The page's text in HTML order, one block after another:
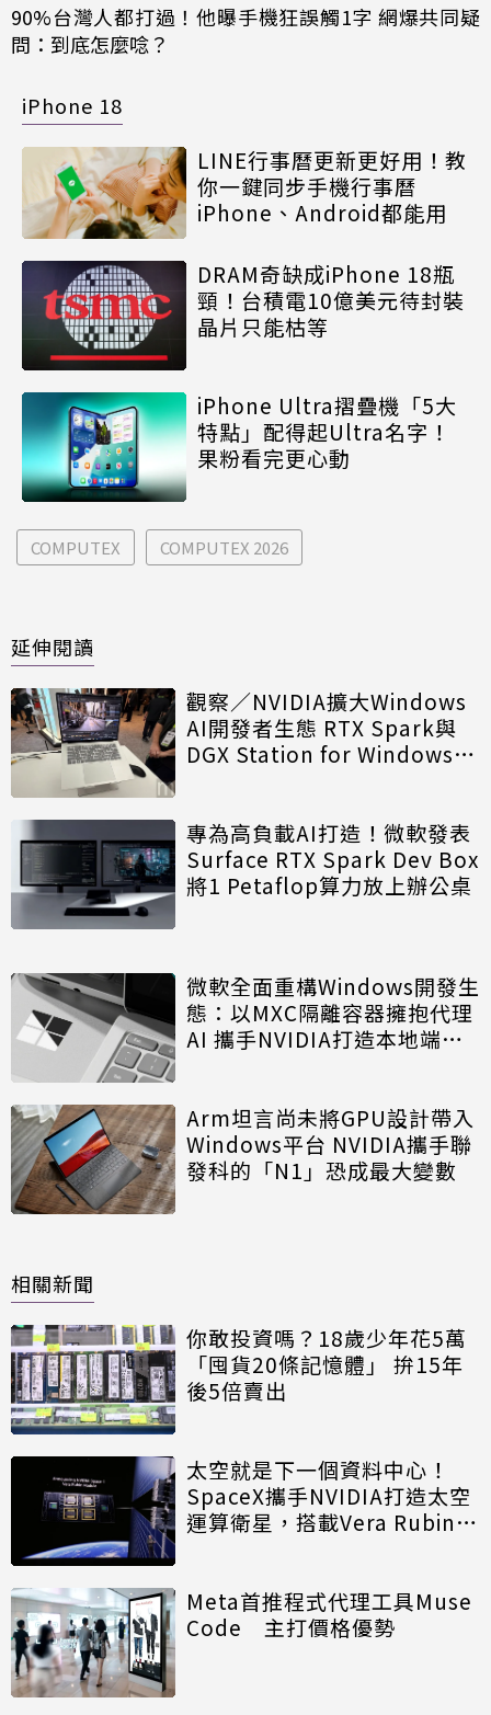
90%台灣人都打過！他曝手機狂誤觸1字 網爆共同疑
問：到底怎麼唸？
iPhone 18
LINE行事曆更新更好用！教
你一鍵同步手機行事曆
iPhone、Android都能用
DRAM奇缺成iPhone 18瓶
頸！台積電10億美元待封裝
晶片只能枯等
iPhone Ultra摺疊機「5大
特點」配得起Ultra名字！
果粉看完更心動
COMPUTEX COMPUTEX 2026
延伸閱讀
觀察／NVIDIA擴大Windows
AI開發者生態 RTX Spark與
DGX Station for Windows定
專為高負載AI打造！微軟發表
Surface RTX Spark Dev Box
將1 Petaflop算力放上辦公桌
微軟全面重構Windows開發生
態：以MXC隔離容器擁抱代理
AI 攜手NVIDIA打造本地端開
Arm坦言尚未將GPU設計帶入
Windows平台 NVIDIA攜手聯
發科的「N1」恐成最大變數
相關新聞
你敢投資嗎？18歲少年花5萬
「囤貨20條記憶體」 拚15年
後5倍賣出
太空就是下一個資料中心！
SpaceX攜手NVIDIA打造太空
運算衛星，搭載Vera Rubin運
Meta首推程式代理工具Muse
Code 主打價格優勢